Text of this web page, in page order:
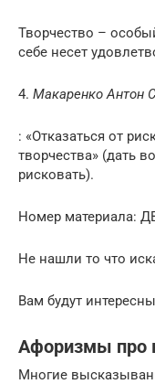
Творчество –
себе несет
4. Макаренко Антон
: «Отказаться от
творчества» (дать
рисковать).
Номер материала:
Не нашли то что
Вам будут
Афоризмы про
Многие